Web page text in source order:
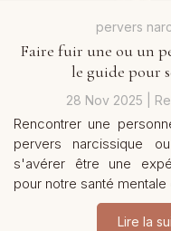
pervers
Faire fuir une ou un
le guide pour
28 Nov 2025
Rencontrer une
pervers narcissique
s'avérer être une
pour notre santé mentale
Lire la